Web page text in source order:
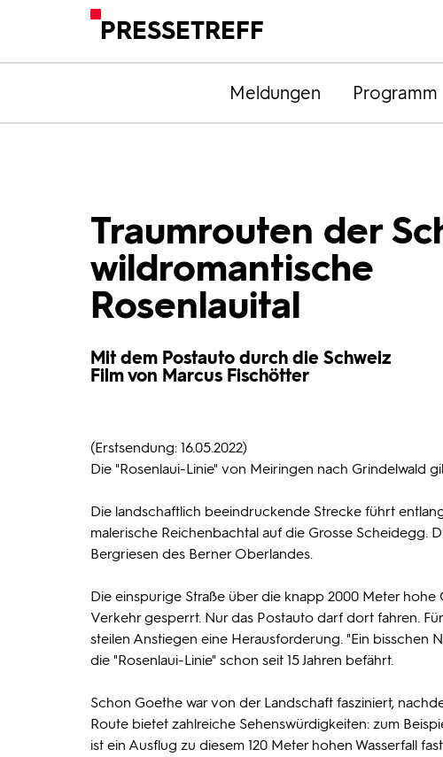
PRESSETREFF
Meldungen Programm
Traumrouten der
wildromantische
Rosenlauital
Mit dem Postauto durch die Schweiz
Film von Marcus Fischötter
(Erstsendung: 16.05.2022)
Die "Rosenlaui-Linie" von Meiringen nach Grindelwald
Die landschaftlich beeindruckende Strecke führt
malerische Reichenbachtal auf die Grosse Scheidegg.
Bergriesen des Berner Oberlandes.
Die einspurige Straße über die knapp 2000 Meter
Verkehr gesperrt. Nur das Postauto darf dort fahren.
steilen Anstiegen eine Herausforderung. "Ein bisschen
die "Rosenlaui-Linie" schon seit 15 Jahren befährt.
Schon Goethe war von der Landschaft fasziniert,
Route bietet zahlreiche Sehenswürdigkeiten: zum
ist ein Ausflug zu diesem 120 Meter hohen Wasserfall